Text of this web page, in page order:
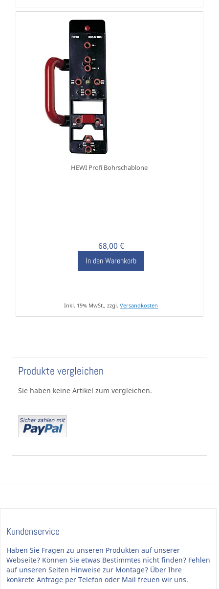
HEWI Profi Bohrschablone
68,00 €
In den Warenkorb
Inkl. 19% MwSt., zzgl. Versandkosten
Produkte vergleichen
Sie haben keine Artikel zum vergleichen.
Kundenservice
Haben Sie Fragen zu unseren Produkten auf unserer
Webseite? Können Sie etwas Bestimmtes nicht finden? Fehlen
auf unseren Seiten Hinweise zur Montage? Über Ihre
konkrete Anfrage per Telefon oder Mail freuen wir uns.